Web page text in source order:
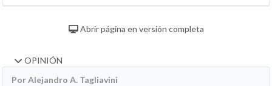
Abrir página en versión completa
OPINIÓN
Por Alejandro A. Tagliavini